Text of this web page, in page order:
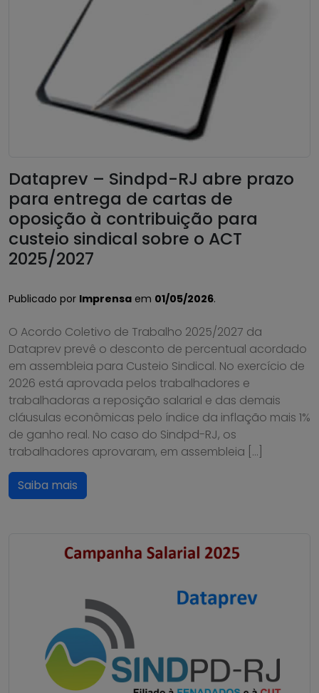
Dataprev – Sindpd-RJ abre prazo
para entrega de cartas de
oposição à contribuição para
custeio sindical sobre o ACT
2025/2027
Publicado por Imprensa em 01/05/2026.
O Acordo Coletivo de Trabalho 2025/2027 da
Dataprev prevê o desconto de percentual acordado
em assembleia para Custeio Sindical. No exercício de
2026 está aprovada pelos trabalhadores e
trabalhadoras a reposição salarial e das demais
cláusulas econômicas pelo índice da inflação mais 1%
de ganho real. No caso do Sindpd-RJ, os
trabalhadores aprovaram, em assembleia […]
Saiba mais